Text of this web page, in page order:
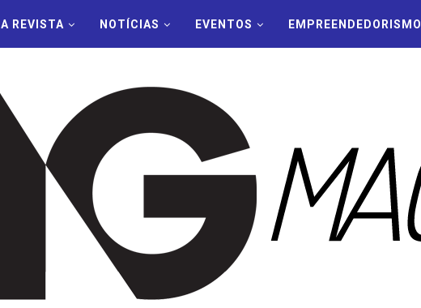
A REVISTA NOTÍCIAS EVENTOS EMPREENDEDORISMO